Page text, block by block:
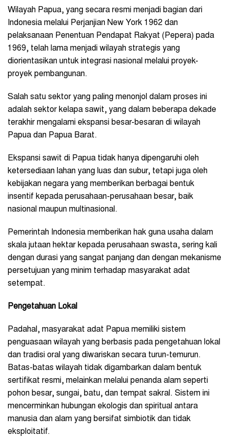
Wilayah Papua, yang secara resmi menjadi bagian dari
Indonesia melalui Perjanjian New York 1962 dan
pelaksanaan Penentuan Pendapat Rakyat (Pepera) pada
1969, telah lama menjadi wilayah strategis yang
diorientasikan untuk integrasi nasional melalui proyek-
proyek pembangunan.
Salah satu sektor yang paling menonjol dalam proses ini
adalah sektor kelapa sawit, yang dalam beberapa dekade
terakhir mengalami ekspansi besar-besaran di wilayah
Papua dan Papua Barat.
Ekspansi sawit di Papua tidak hanya dipengaruhi oleh
ketersediaan lahan yang luas dan subur, tetapi juga oleh
kebijakan negara yang memberikan berbagai bentuk
insentif kepada perusahaan-perusahaan besar, baik
nasional maupun multinasional.
Pemerintah Indonesia memberikan hak guna usaha dalam
skala jutaan hektar kepada perusahaan swasta, sering kali
dengan durasi yang sangat panjang dan dengan mekanisme
persetujuan yang minim terhadap masyarakat adat
setempat.
Pengetahuan Lokal
Padahal, masyarakat adat Papua memiliki sistem
penguasaan wilayah yang berbasis pada pengetahuan lokal
dan tradisi oral yang diwariskan secara turun-temurun.
Batas-batas wilayah tidak digambarkan dalam bentuk
sertifikat resmi, melainkan melalui penanda alam seperti
pohon besar, sungai, batu, dan tempat sakral. Sistem ini
mencerminkan hubungan ekologis dan spiritual antara
manusia dan alam yang bersifat simbiotik dan tidak
eksploitatif.